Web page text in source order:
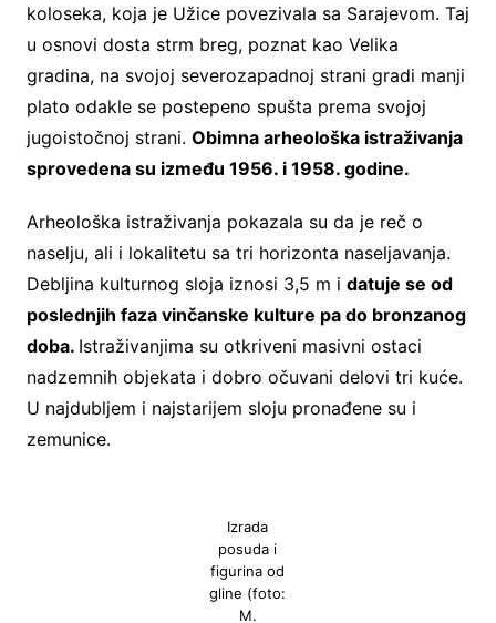
koloseka, koja je Užice povezivala sa Sarajevom. Taj
u osnovi dosta strm breg, poznat kao Velika
gradina, na svojoj severozapadnoj strani gradi manji
plato odakle se postepeno spušta prema svojoj
jugoistočnoj strani. Obimna arheološka istraživanja
sprovedena su između 1956. i 1958. godine.
Arheološka istraživanja pokazala su da je reč o
naselju, ali i lokalitetu sa tri horizonta naseljavanja.
Debljina kulturnog sloja iznosi 3,5 m i datuje se od
poslednjih faza vinčanske kulture pa do bronzanog
doba. Istraživanjima su otkriveni masivni ostaci
nadzemnih objekata i dobro očuvani delovi tri kuće.
U najdubljem i najstarijem sloju pronađene su i
zemunice.
Izrada
posuda i
figurina od
gline (foto:
M.